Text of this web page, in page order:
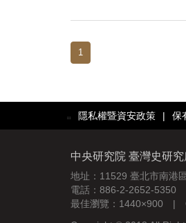
1
::: 隱私權暨資安政策 | 保
中央研究院 臺灣史研究
地址：11529 臺北市南港
電話：886-2-2652-
最佳瀏覽：1440×900 |